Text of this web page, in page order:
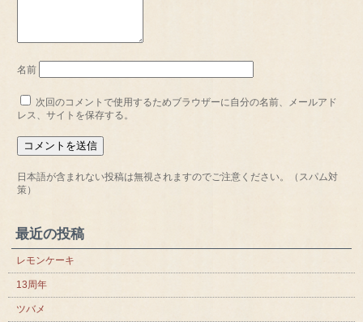
名前
次回のコメントで使用するためブラウザーに自分の名前、メールアド
レス、サイトを保存する。
日本語が含まれない投稿は無視されますのでご注意ください。（スパム対
策）
最近の投稿
レモンケーキ
13周年
ツバメ